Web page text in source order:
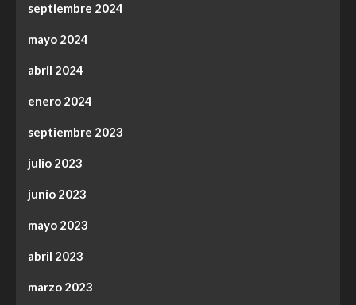
septiembre 2024
mayo 2024
abril 2024
enero 2024
septiembre 2023
julio 2023
junio 2023
mayo 2023
abril 2023
marzo 2023